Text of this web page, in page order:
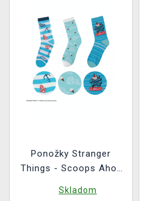
Ponožky Stranger
Things - Scoops Ahoy
Skladom